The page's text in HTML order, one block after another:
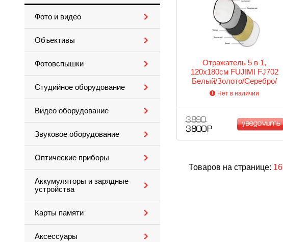
Фото и видео
Объективы
Фотовспышки
Студийное оборудование
Видео оборудование
Звуковое оборудование
Оптические приборы
Аккумуляторы и зарядные
устройства
Карты памяти
Аксессуары
Отражатель 5 в 1,
120x180см FUJIMI FJ702
Белый/Золото/Серебро/
Черный/Рассеиватель
Нет в наличии
3 890
3 800 Р
уведомить
Товаров на странице: 16